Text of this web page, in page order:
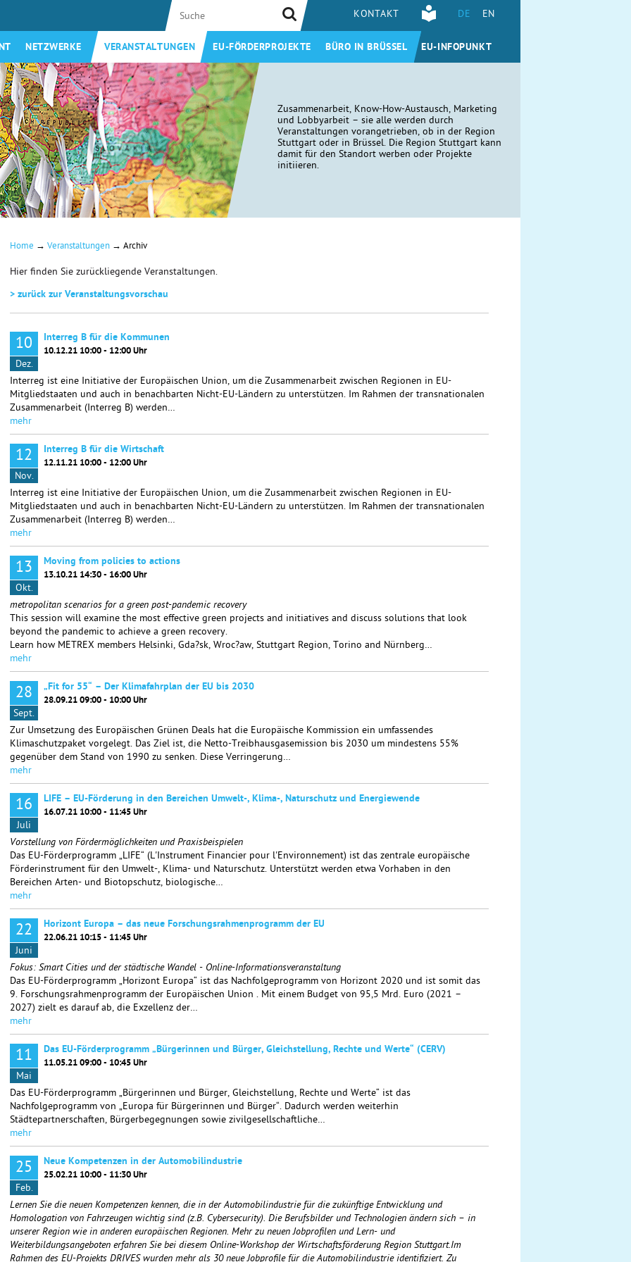
KONTAKT DE EN
NETZWERKE VERANSTALTUNGEN EU-FÖRDERPROJEKTE BÜRO IN BRÜSSEL EU-INFOPUNKT
Zusammenarbeit, Know-How-Austausch, Marketing
und Lobbyarbeit – sie alle werden durch
Veranstaltungen vorangetrieben, ob in der Region
Stuttgart oder in Brüssel. Die Region Stuttgart kann
damit für den Standort werben oder Projekte
initiieren.
Home → Veranstaltungen → Archiv
Hier finden Sie zurückliegende Veranstaltungen.
> zurück zur Veranstaltungsvorschau
10
Dez.
Interreg B für die Kommunen
10.12.21 10:00 - 12:00 Uhr
Interreg ist eine Initiative der Europäischen Union, um die Zusammenarbeit zwischen Regionen in EU-
Mitgliedstaaten und auch in benachbarten Nicht-EU-Ländern zu unterstützen. Im Rahmen der transnationalen
Zusammenarbeit (Interreg B) werden…
mehr
12
Nov.
Interreg B für die Wirtschaft
12.11.21 10:00 - 12:00 Uhr
Interreg ist eine Initiative der Europäischen Union, um die Zusammenarbeit zwischen Regionen in EU-
Mitgliedstaaten und auch in benachbarten Nicht-EU-Ländern zu unterstützen. Im Rahmen der transnationalen
Zusammenarbeit (Interreg B) werden…
mehr
13
Okt.
Moving from policies to actions
13.10.21 14:30 - 16:00 Uhr
metropolitan scenarios for a green post-pandemic recovery
This session will examine the most effective green projects and initiatives and discuss solutions that look
beyond the pandemic to achieve a green recovery.
Learn how METREX members Helsinki, Gda?sk, Wroc?aw, Stuttgart Region, Torino and Nürnberg…
mehr
28
Sept.
„Fit for 55“ – Der Klimafahrplan der EU bis 2030
28.09.21 09:00 - 10:00 Uhr
Zur Umsetzung des Europäischen Grünen Deals hat die Europäische Kommission ein umfassendes
Klimaschutzpaket vorgelegt. Das Ziel ist, die Netto-Treibhausgasemission bis 2030 um mindestens 55%
gegenüber dem Stand von 1990 zu senken. Diese Verringerung…
mehr
16
Juli
LIFE – EU-Förderung in den Bereichen Umwelt-, Klima-, Naturschutz und Energiewende
16.07.21 10:00 - 11:45 Uhr
Vorstellung von Fördermöglichkeiten und Praxisbeispielen
Das EU-Förderprogramm „LIFE“ (L'Instrument Financier pour l'Environnement) ist das zentrale europäische
Förderinstrument für den Umwelt-, Klima- und Naturschutz. Unterstützt werden etwa Vorhaben in den
Bereichen Arten- und Biotopschutz, biologische…
mehr
22
Juni
Horizont Europa – das neue Forschungsrahmenprogramm der EU
22.06.21 10:15 - 11:45 Uhr
Fokus: Smart Cities und der städtische Wandel - Online-Informationsveranstaltung
Das EU-Förderprogramm „Horizont Europa“ ist das Nachfolgeprogramm von Horizont 2020 und ist somit das
9. Forschungsrahmenprogramm der Europäischen Union . Mit einem Budget von 95,5 Mrd. Euro (2021 –
2027) zielt es darauf ab, die Exzellenz der…
mehr
11
Mai
Das EU-Förderprogramm „Bürgerinnen und Bürger, Gleichstellung, Rechte und Werte“ (CERV)
11.05.21 09:00 - 10:45 Uhr
Das EU-Förderprogramm „Bürgerinnen und Bürger, Gleichstellung, Rechte und Werte“ ist das
Nachfolgeprogramm von „Europa für Bürgerinnen und Bürger“. Dadurch werden weiterhin
Städtepartnerschaften, Bürgerbegegnungen sowie zivilgesellschaftliche…
mehr
25
Feb.
Neue Kompetenzen in der Automobilindustrie
25.02.21 10:00 - 11:30 Uhr
Lernen Sie die neuen Kompetenzen kennen, die in der Automobilindustrie für die zukünftige Entwicklung und
Homologation von Fahrzeugen wichtig sind (z.B. Cybersecurity). Die Berufsbilder und Technologien ändern sich – in
unserer Region wie in anderen europäischen Regionen. Mehr zu neuen Jobprofilen und Lern- und
Weiterbildungsangeboten erfahren Sie bei diesem Online-Workshop der Wirtschaftsförderung Region Stuttgart.Im
Rahmen des EU-Projekts DRIVES wurden mehr als 30 neue Jobprofile für die Automobilindustrie identifiziert. Zu